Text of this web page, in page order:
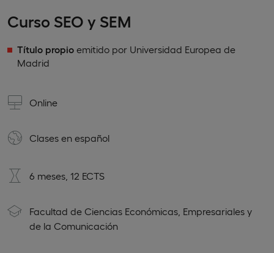
Curso SEO y SEM
Título propio emitido por Universidad Europea de
Madrid
Online
Clases en español
6 meses, 12 ECTS
Facultad de Ciencias Económicas, Empresariales y
de la Comunicación